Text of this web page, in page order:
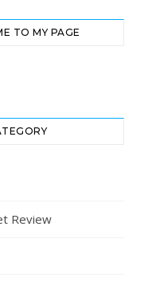
TO MY PAGE
Review